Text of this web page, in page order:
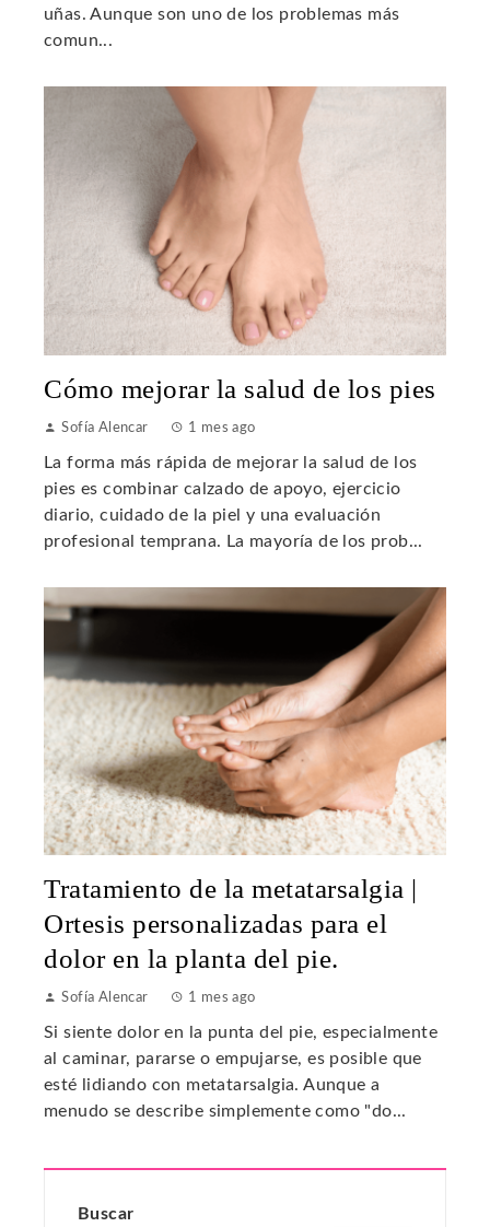
uñas. Aunque son uno de los problemas más
comun...
Cómo mejorar la salud de los pies
Sofía Alencar 1 mes ago
La forma más rápida de mejorar la salud de los
pies es combinar calzado de apoyo, ejercicio
diario, cuidado de la piel y una evaluación
profesional temprana. La mayoría de los prob...
Tratamiento de la metatarsalgia |
Ortesis personalizadas para el
dolor en la planta del pie.
Sofía Alencar 1 mes ago
Si siente dolor en la punta del pie, especialmente
al caminar, pararse o empujarse, es posible que
esté lidiando con metatarsalgia. Aunque a
menudo se describe simplemente como "do...
Buscar